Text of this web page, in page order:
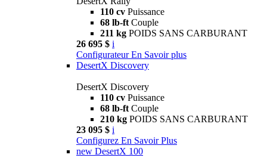
110 cv Puissance
68 lb-ft Couple
211 kg POIDS SANS CARBURANT
26 695 $ i
Configurateur En Savoir plus
DesertX Discovery
DesertX Discovery
110 cv Puissance
68 lb-ft Couple
210 kg POIDS SANS CARBURANT
23 095 $ i
Configurez En Savoir Plus
new DesertX 100